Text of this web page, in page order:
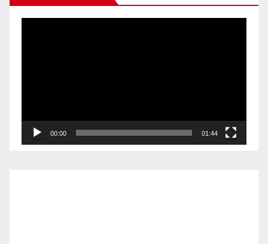
00:00 01:44